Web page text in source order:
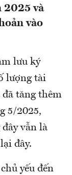
2025 và
vào
lưu ký
lượng tài
tăng thêm
5/2025,
vẫn là
đây.
yếu đến